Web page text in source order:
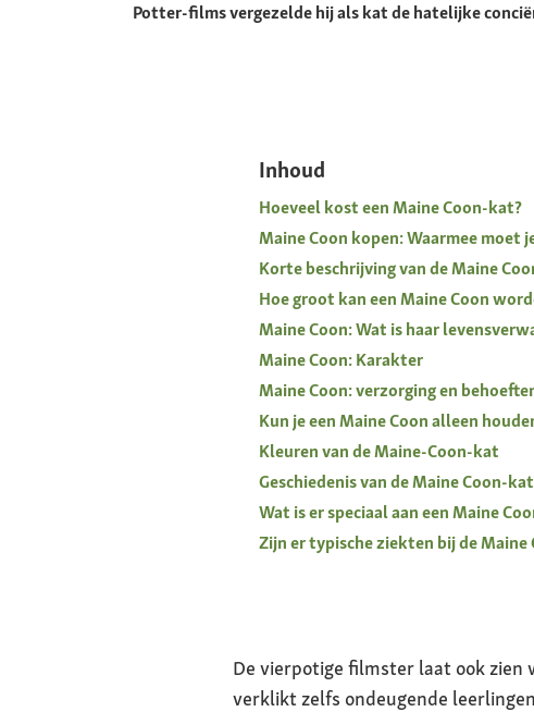
Potter-films vergezelde hij als kat de hatelijke
Inhoud
Hoeveel kost een Maine Coon-kat?
Maine Coon kopen: Waarmee moet
Korte beschrijving van de Maine
Hoe groot kan een Maine Coon
Maine Coon: Wat is haar
Maine Coon: Karakter
Maine Coon: verzorging en
Kun je een Maine Coon alleen
Kleuren van de Maine-Coon-kat
Geschiedenis van de Maine Coon-kat
Wat is er speciaal aan een Maine
Zijn er typische ziekten bij de Maine
De vierpotige filmster laat ook zien
verklikt zelfs ondeugende